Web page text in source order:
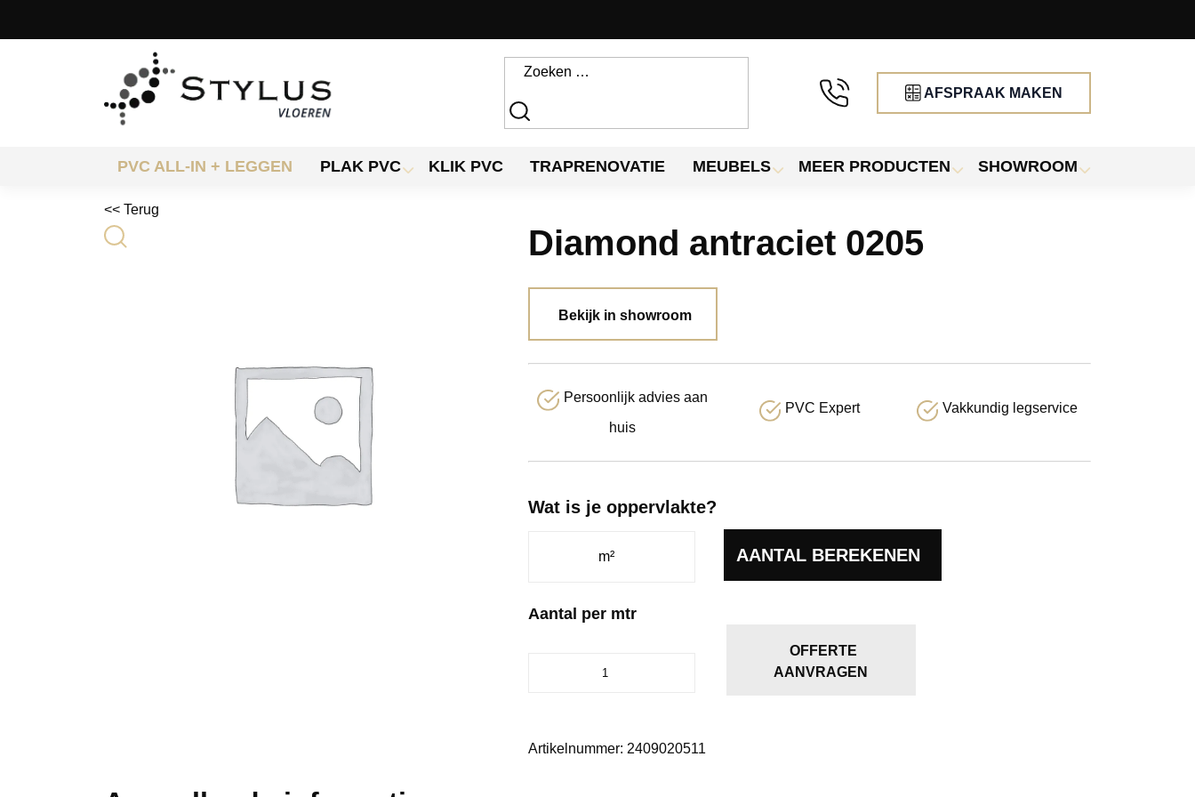
AFSPRAAK MAKEN
PVC ALL-IN + LEGGEN PLAK PVC KLIK PVC TRAPRENOVATIE MEUBELS MEER PRODUCTEN SHOWROOM
<< Terug
Diamond antraciet 0205
Bekijk in showroom
Persoonlijk advies aan
huis
PVC Expert Vakkundig legservice
Wat is je oppervlakte?
AANTAL BEREKENEN
Aantal per mtr
OFFERTE
AANVRAGEN
Artikelnummer: 2409020511